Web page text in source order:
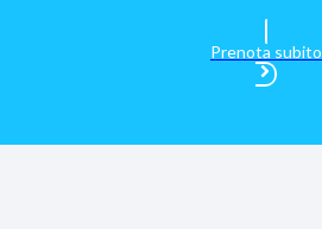
Prenota subito